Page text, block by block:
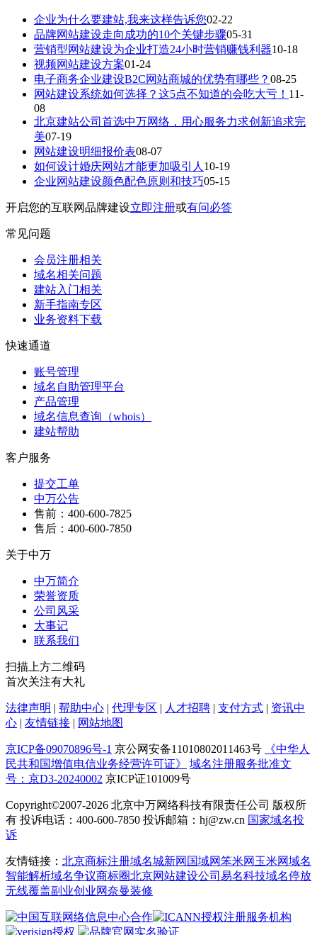
企业为什么要建站,我来这样告诉您02-22
品牌网站建设走向成功的10个关键步骤05-31
营销型网站建设为企业打造24小时营销赚钱利器10-18
视频网站建设方案01-24
电子商务企业建设B2C网站商城的优势有哪些？ 08-25
网站建设系统如何选择？这5点不知道的会吃大亏！ 11-
08
北京建站公司首选中万网络，用心服务力求创新追求完
美07-19
网站建设明细报价表08-07
如何设计婚庆网站才能更加吸引人 10-19
企业网站建设颜色配色原则和技巧05-15
开启您的互联网品牌建设立即注册或有问必答
常见问题
会员注册相关
域名相关问题
建站入门相关
新手指南专区
业务资料下载
快速通道
账号管理
域名自助管理平台
产品管理
域名信息查询（whois）
建站帮助
客户服务
提交工单
中万公告
售前：400-600-7825
售后：400-600-7850
关于中万
中万简介
荣誉资质
公司风采
大事记
联系我们
扫描上方二维码
首次关注有大礼
法律声明 | 帮助中心 | 代理专区 | 人才招聘 | 支付方式 | 资讯中
心 | 友情链接 | 网站地图
京ICP备09070896号-1 京公网安备11010802011463号
《中华人
民共和国增值电信业务经营许可证》
域名注册服务批准文
号：京D3-20240002 京ICP证101009号
Copyright©2007-2026 北京中万网络科技有限责任公司 版权所
有 投诉电话：400-600-7850 投诉邮箱：hj@zw.cn 国家域名投
诉
友情链接： 北京商标注册域名城新网 国域网笨米网 玉米网域名
智能解析域名争议商标圈北京网站建设公司 易名科技域名停放
无线覆盖副业创业网奈曼装修